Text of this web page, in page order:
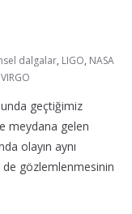
dalgalar, LIGO, NASA
VIRGO
geçtiğimiz
meydana gelen
olayın aynı
gözlemlenmesinin